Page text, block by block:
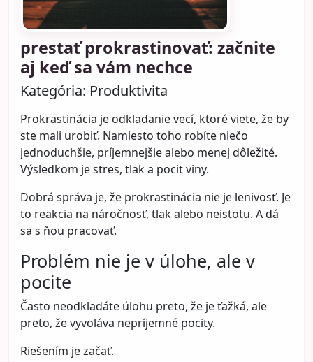
prestať prokrastinovať: začnite
aj keď sa vám nechce
Kategória: Produktivita
Prokrastinácia je odkladanie vecí, ktoré viete, že by
ste mali urobiť. Namiesto toho robíte niečo
jednoduchšie, príjemnejšie alebo menej dôležité.
Výsledkom je stres, tlak a pocit viny.
Dobrá správa je, že prokrastinácia nie je lenivosť. Je
to reakcia na náročnosť, tlak alebo neistotu. A dá
sa s ňou pracovať.
Problém nie je v úlohe, ale v
pocite
Často neodkladáte úlohu preto, že je ťažká, ale
preto, že vyvoláva nepríjemné pocity.
Riešením je začať.